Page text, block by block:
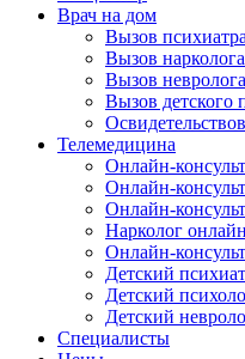
Врач на дом
Вызов
Вызов
Вызов
Вызов детского
Телемедицина
Онлайн-
Онлайн-
Онлайн-
Нарколог онлайн
Онлайн-
Детский
Детский
Детский
Специалисты